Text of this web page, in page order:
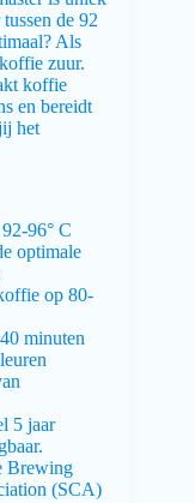
de 92
Als
zuur.
koffie
en bereidt
het
96° C
optimale
op 80-
minuten
5 jaar
Brewing
(SCA)